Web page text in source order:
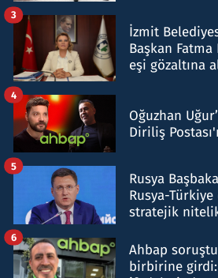
İzmit
Başkan
eşi gözaltına
3
Oğuzhan
Diriliş
4
Rusya
Rusya-Türkiye
stratejik
5
Ahbap
birbirine
6